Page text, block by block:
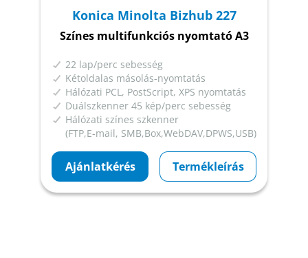
Konica Minolta Bizhub 227
Színes multifunkciós nyomtató A3
22 lap/perc sebesség
Kétoldalas másolás-nyomtatás
Hálózati PCL, PostScript, XPS nyomtatás
Duálszkenner 45 kép/perc sebesség
Hálózati színes szkenner
(FTP,E-mail, SMB,Box,WebDAV,DPWS,USB)
Ajánlatkérés Termékleírás